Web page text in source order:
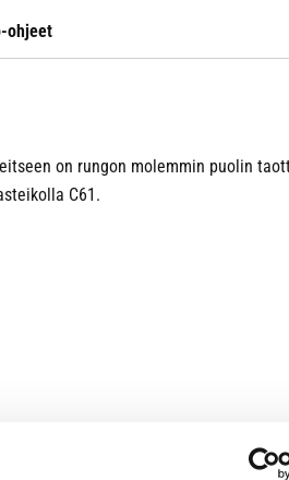
ohjeet
on rungon molemmin puolin
C61.